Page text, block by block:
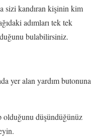
sizi kandıran kişinin kim
adımları tek tek
bulabilirsiniz.
yer alan yardım butonuna
olduğunu düşündüğünüz